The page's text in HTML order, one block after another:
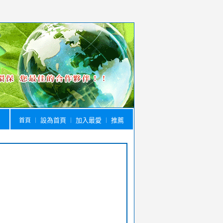
首頁 設為首頁 加入最愛 推薦